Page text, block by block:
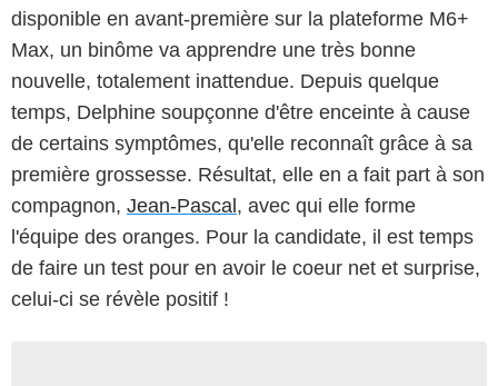
disponible en avant-première sur la plateforme M6+
Max, un binôme va apprendre une très bonne
nouvelle, totalement inattendue. Depuis quelque
temps, Delphine soupçonne d'être enceinte à cause
de certains symptômes, qu'elle reconnaît grâce à sa
première grossesse. Résultat, elle en a fait part à son
compagnon, Jean-Pascal, avec qui elle forme
l'équipe des oranges. Pour la candidate, il est temps
de faire un test pour en avoir le coeur net et surprise,
celui-ci se révèle positif !